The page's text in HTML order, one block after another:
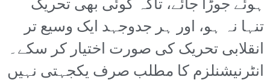
ہوئے جوڑا جائے، تاکہ کوئی بھی تحریک
تنہا نہ ہو، اور ہر جدوجہد ایک وسیع تر
انقلابی تحریک کی صورت اختیار کر سکے۔
انٹرنیشنلزم کا مطلب صرف یکجہتی نہیں